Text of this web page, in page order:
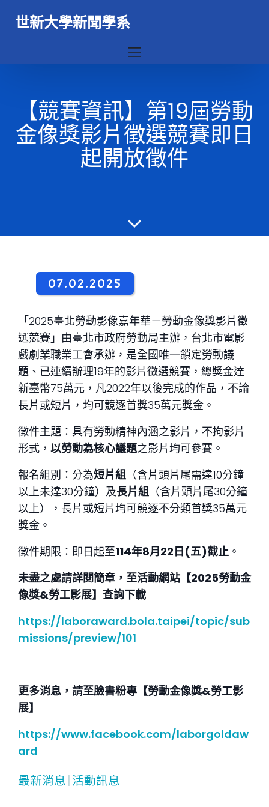
世新大學新聞學系
【競賽資訊】第19屆勞動
金像獎影片徵選競賽即日
起開放徵件
07.02.2025
「2025臺北勞動影像嘉年華－勞動金像獎影片徵
選競賽」由臺北市政府勞動局主辦，台北市電影
戲劇業職業工會承辦，是全國唯一鎖定勞動議
題、已連續辦理19年的影片徵選競賽，總獎金達
新臺幣75萬元，凡2022年以後完成的作品，不論
長片或短片，均可競逐首獎35萬元獎金。
徵件主題：具有勞動精神內涵之影片，不拘影片
形式， 以勞動為核心議題之影片均可參賽。
報名組別：分為短片組 （含片頭片尾需達10分鐘
以上未達30分鐘）及長片組 （含片頭片尾30分鐘
以上），長片或短片均可競逐不分類首獎35萬元
獎金。
徵件期限：即日起至114年8月22日(五)截止 。
未盡之處請詳閱簡章，至活動網站【2025勞動金
像獎&勞工影展】查詢下載
https://laboraward.bola.taipei/topic/sub
missions/preview/101
更多消息，請至臉書粉專【勞動金像獎&勞工影
展】
https://www.facebook.com/laborgoldaw
ard
最新消息|活動訊息